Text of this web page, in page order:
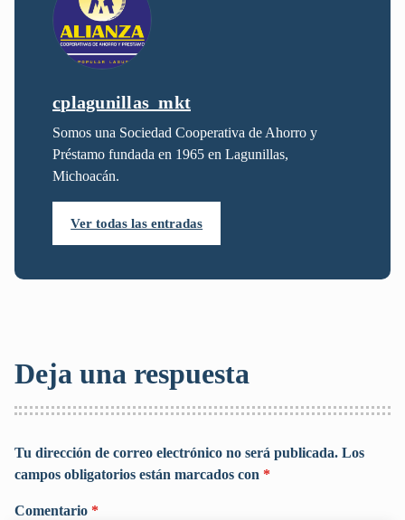
cplagunillas_mkt
Somos una Sociedad Cooperativa de Ahorro y
Préstamo fundada en 1965 en Lagunillas,
Michoacán.
Ver todas las entradas
Deja una respuesta
Tu dirección de correo electrónico no será publicada. Los
campos obligatorios están marcados con *
Comentario *